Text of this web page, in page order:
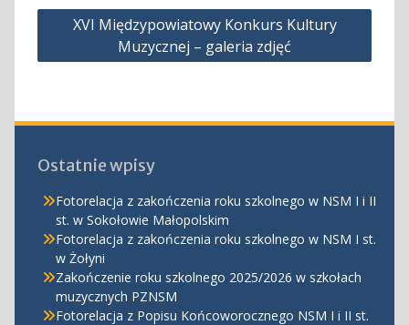
Nawigacja
XVI Międzypowiatowy Konkurs Kultury
Muzycznej – galeria zdjęć
Ostatnie wpisy
Fotorelacja z zakończenia roku szkolnego w NSM I i II
st. w Sokołowie Małopolskim
Fotorelacja z zakończenia roku szkolnego w NSM I st.
w Żołyni
Zakończenie roku szkolnego 2025/2026 w szkołach
muzycznych PZNSM
Fotorelacja z Popisu Końcoworocznego NSM I i II st.